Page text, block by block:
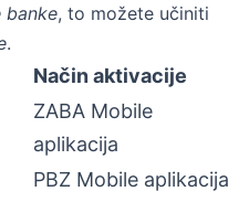
banke, to možete učiniti
.
Način aktivacije
ZABA Mobile
aplikacija
PBZ Mobile aplikacija